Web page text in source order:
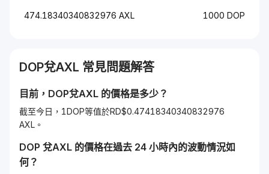
474.18340340832976 AXL 1000 DOP
DOP兌AXL 常見問題解答
目前， DOP兌AXL 的價格是多少？
截至今日，1DOP等值於RD$0.47418340340832976
AXL。
DOP 兌AXL 的價格在過去 24 小時內的波動情況如
何？